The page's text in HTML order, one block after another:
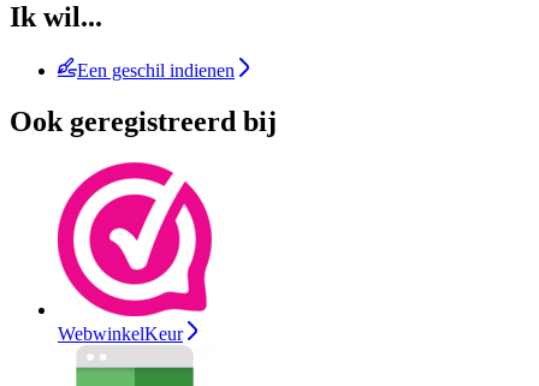
Ik wil...
Een geschil indienen
Ook geregistreerd bij
WebwinkelKeur